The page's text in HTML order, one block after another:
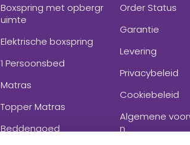
Boxspring met opbergr
uimte
Elektrische boxspring
1 Persoonsbed
Matras
Topper Matras
Beddengoed
Order Status
Garantie
Levering
Privacybeleid
Cookiebeleid
Algemene
n